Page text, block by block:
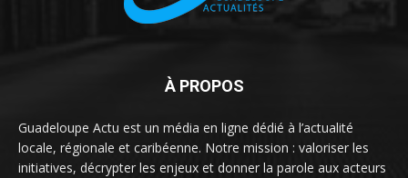
À PROPOS
Guadeloupe Actu est un média en ligne dédié à l’actualité
locale, régionale et caribéenne. Notre mission : valoriser les
initiatives, décrypter les enjeux et donner la parole aux acteurs